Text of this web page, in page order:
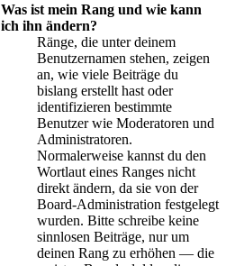
Was ist mein Rang und wie kann
ich ihn ändern?
Ränge, die unter deinem
Benutzernamen stehen, zeigen
an, wie viele Beiträge du
bislang erstellt hast oder
identifizieren bestimmte
Benutzer wie Moderatoren und
Administratoren.
Normalerweise kannst du den
Wortlaut eines Ranges nicht
direkt ändern, da sie von der
Board-Administration festgelegt
wurden. Bitte schreibe keine
sinnlosen Beiträge, nur um
deinen Rang zu erhöhen — die